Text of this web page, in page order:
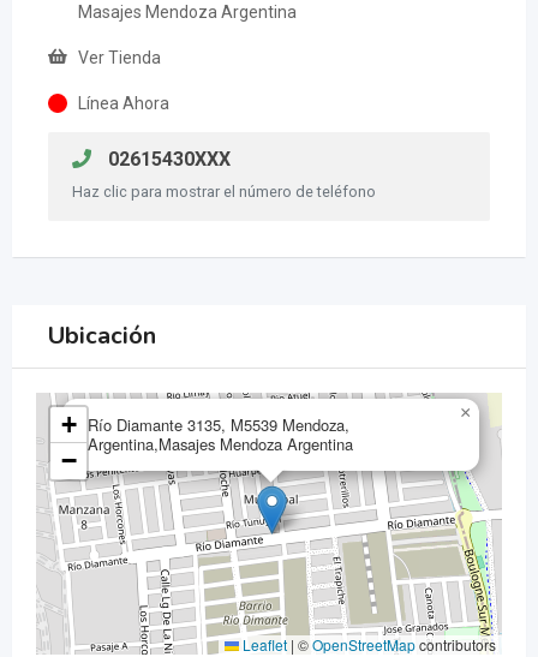
Masajes Mendoza Argentina
Ver Tienda
Línea Ahora
02615430XXX
Haz clic para mostrar el número de teléfono
Ubicación
Río Diamante 3135, M5539 Mendoza,
Argentina,Masajes Mendoza Argentina
×
+
−
Leaflet | ©OpenStreetMapcontributors